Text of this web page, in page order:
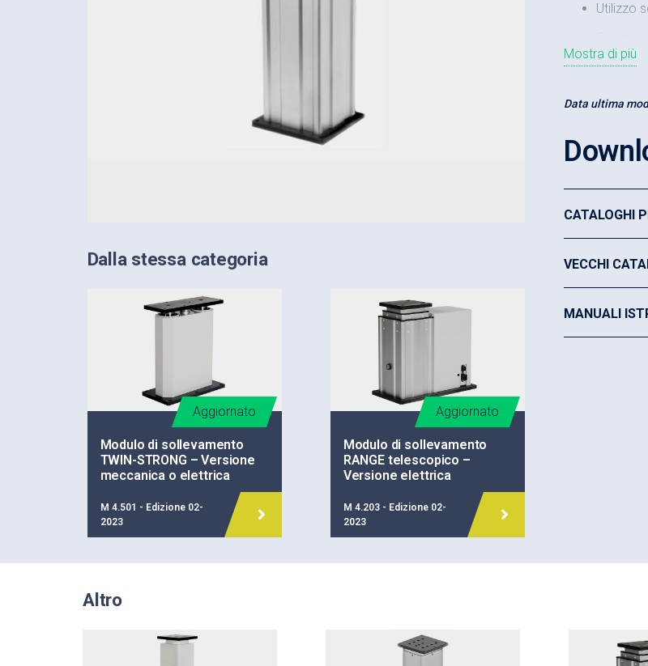
Dalla stessa categoria
Modulo di sollevamento
TWIN-STRONG – Versione
meccanica o elettrica
Aggiornato
M 4.501 - Edizione 02-
2023
Modulo di sollevamento
RANGE telescopico –
Versione elettrica
Aggiornato
M 4.203 - Edizione 02-
2023
Utilizzo
Robusta
volte
Mostra di più
Data ultima
CATALOGHI
VECCHI
MANUALI
Altro